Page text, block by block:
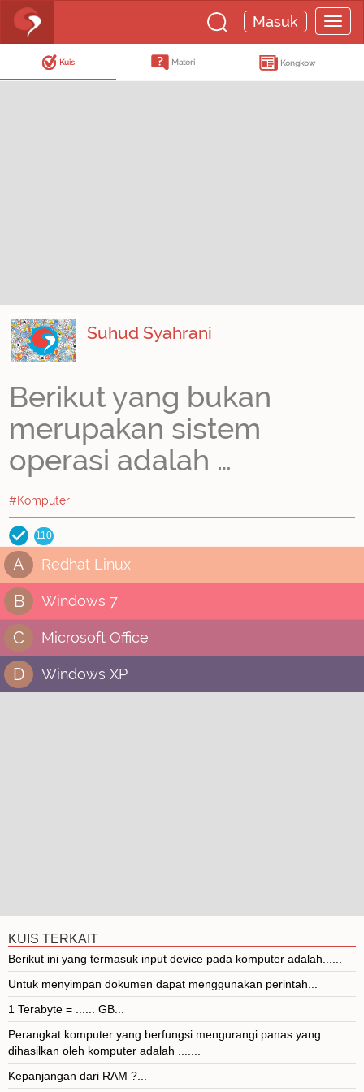
Masuk
Kuis Materi Kongkow
Suhud Syahrani
Berikut yang bukan
merupakan sistem
operasi adalah …
#Komputer
110
A Redhat Linux
B Windows 7
C Microsoft Office
D Windows XP
KUIS TERKAIT
Berikut ini yang termasuk input device pada komputer adalah......
Untuk menyimpan dokumen dapat menggunakan perintah...
1 Terabyte = ...... GB...
Perangkat komputer yang berfungsi mengurangi panas yang
dihasilkan oleh komputer adalah .......
Kepanjangan dari RAM ?...